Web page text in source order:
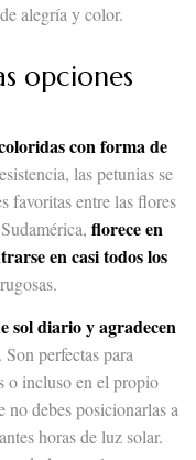
alegría y color.
opciones
con forma de
las petunias se
favoritas entre las flores
florece en
en casi todos los
sol diario y agradecen
. Son perfectas para
o incluso en el propio
debes posicionarlas a
horas de luz solar.